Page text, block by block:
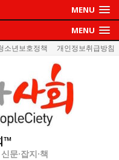
MENU
MENU
소년보호정책 개인정보취급방침
™
문·잡지·책